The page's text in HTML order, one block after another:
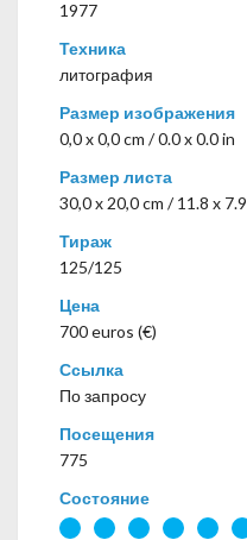
1977
Техника
литография
Размер изображения
0,0 x 0,0 cm / 0.0 x 0.0 in
Размер листа
30,0 x 20,0 cm / 11.8 x
Тираж
125/125
Цена
700 euros (€)
Ссылка
По запросу
Посещения
775
Состояние